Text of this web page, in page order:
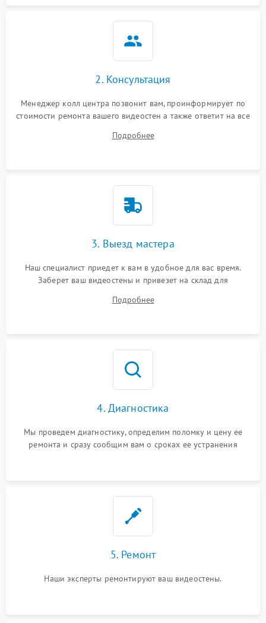
2. Консультация
Менеджер колл центра позвонит вам, проинформирует по
стоимости ремонта вашего видеостен а также ответит на все
Подробнее
3. Выезд мастера
Наш специалист приедет к вам в удобное для вас время.
Заберет ваш видеостены и привезет на склад для
Подробнее
4. Диагностика
Мы проведем диагностику, определим поломку и цену ее
ремонта и сразу сообщим вам о сроках ее устранения
5. Ремонт
Наши эксперты ремонтируют ваш видеостены.